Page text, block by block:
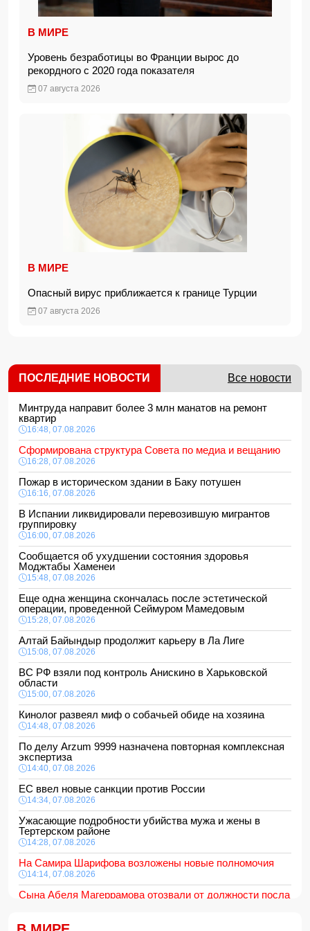
В МИРЕ
Уровень безработицы во Франции вырос до
рекордного с 2020 года показателя
07 августа 2026
В МИРЕ
Опасный вирус приближается к границе Турции
07 августа 2026
ПОСЛЕДНИЕ НОВОСТИ Все новости
Минтруда направит более 3 млн манатов на ремонт
квартир
16:48, 07.08.2026
Сформирована структура Совета по медиа и вещанию
16:28, 07.08.2026
Пожар в историческом здании в Баку потушен
16:16, 07.08.2026
В Испании ликвидировали перевозившую мигрантов
группировку
16:00, 07.08.2026
Сообщается об ухудшении состояния здоровья
Моджтабы Хаменеи
15:48, 07.08.2026
Еще одна женщина скончалась после эстетической
операции, проведенной Сеймуром Мамедовым
15:28, 07.08.2026
Алтай Байындыр продолжит карьеру в Ла Лиге
15:08, 07.08.2026
ВС РФ взяли под контроль Анискино в Харьковской
области
15:00, 07.08.2026
Кинолог развеял миф о собачьей обиде на хозяина
14:48, 07.08.2026
По делу Arzum 9999 назначена повторная комплексная
экспертиза
14:40, 07.08.2026
ЕС ввел новые санкции против России
14:34, 07.08.2026
Ужасающие подробности убийства мужа и жены в
Тертерском районе
14:28, 07.08.2026
На Самира Шарифова возложены новые полномочия
14:14, 07.08.2026
Сына Абеля Магеррамова отозвали от должности посла